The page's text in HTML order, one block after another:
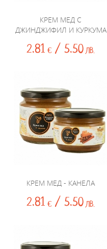
КРЕМ МЕД С
ДЖИНДЖИФИЛ И КУРКУМА
2.81 € / 5.50ЛВ.
КРЕМ МЕД - КАНЕЛА
2.81 € / 5.50ЛВ.